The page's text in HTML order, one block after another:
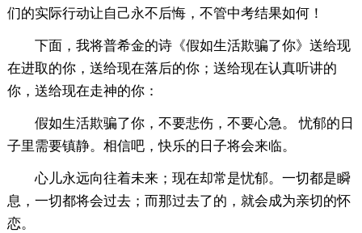
们的实际行动让自己永不后悔，不管中考结果如何！
下面，我将普希金的诗《假如生活欺骗了你》送给现
在进取的你，送给现在落后的你；送给现在认真听讲的
你，送给现在走神的你：
假如生活欺骗了你，不要悲伤，不要心急。 忧郁的日
子里需要镇静。相信吧，快乐的日子将会来临。
心儿永远向往着未来；现在却常是忧郁。一切都是瞬
息，一切都将会过去；而那过去了的，就会成为亲切的怀
恋。